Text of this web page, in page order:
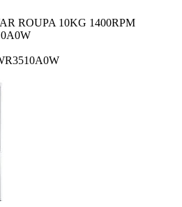
ROUPA 10KG 1400RPM